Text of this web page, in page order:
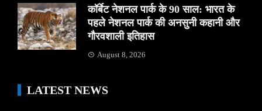
कॉर्बेट नेशनल पार्क के 90 साल: भारत के
पहले नेशनल पार्क की अनसुनी कहानी और
गौरवशाली इतिहास
August 8, 2026
LATEST NEWS